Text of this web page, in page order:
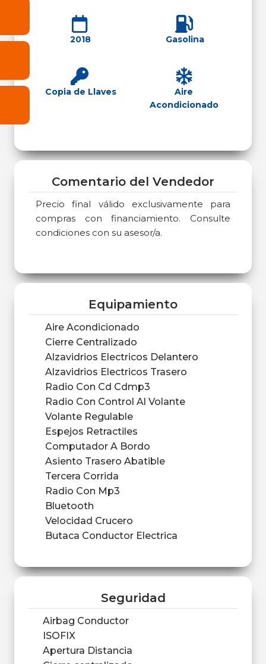
2018 Gasolina
Copia de Llaves
Aire
Acondicionado
Comentario del Vendedor
Precio final válido exclusivamente para
compras con financiamiento. Consulte
condiciones con su asesor/a.
Equipamiento
Aire Acondicionado
Cierre Centralizado
Alzavidrios Electricos Delantero
Alzavidrios Electricos Trasero
Radio Con Cd Cdmp3
Radio Con Control Al Volante
Volante Regulable
Espejos Retractiles
Computador A Bordo
Asiento Trasero Abatible
Tercera Corrida
Radio Con Mp3
Bluetooth
Velocidad Crucero
Butaca Conductor Electrica
Seguridad
Airbag Conductor
ISOFIX
Apertura Distancia